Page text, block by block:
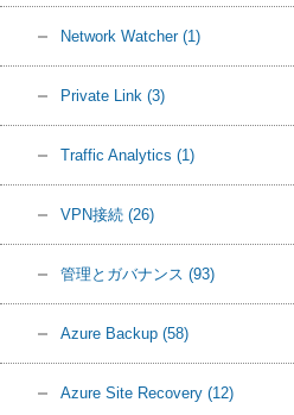
Network Watcher (1)
Private Link (3)
Traffic Analytics (1)
VPN接続 (26)
管理とガバナンス (93)
Azure Backup (58)
Azure Site Recovery (12)